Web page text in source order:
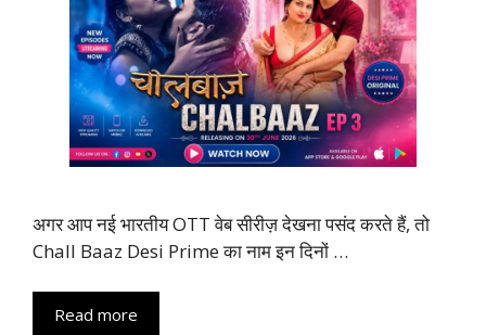
अगर आप नई भारतीय OTT वेब सीरीज़ देखना पसंद करते हैं, तो
Chall Baaz Desi Prime का नाम इन दिनों …
Read more